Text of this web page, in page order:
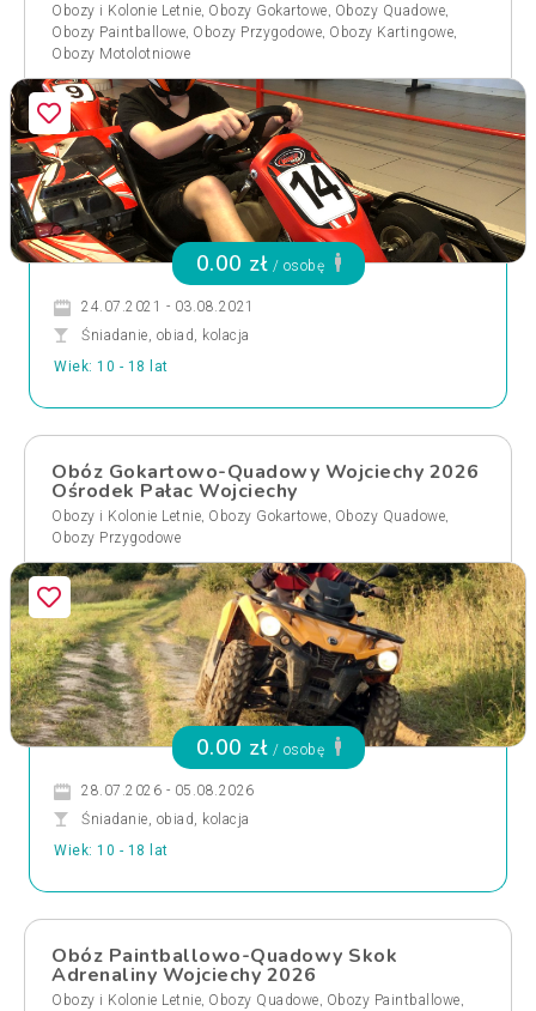
Obozy i Kolonie Letnie, Obozy Gokartowe, Obozy Quadowe,
Obozy Paintballowe, Obozy Przygodowe, Obozy Kartingowe,
Obozy Motolotniowe
0.00 zł / osobę
24.07.2021 - 03.08.2021
Śniadanie, obiad, kolacja
Wiek: 10 - 18 lat
Obóz Gokartowo-Quadowy Wojciechy 2026
Ośrodek Pałac Wojciechy
Obozy i Kolonie Letnie, Obozy Gokartowe, Obozy Quadowe,
Obozy Przygodowe
0.00 zł / osobę
28.07.2026 - 05.08.2026
Śniadanie, obiad, kolacja
Wiek: 10 - 18 lat
Obóz Paintballowo-Quadowy Skok
Adrenaliny Wojciechy 2026
Obozy i Kolonie Letnie, Obozy Quadowe, Obozy Paintballowe,